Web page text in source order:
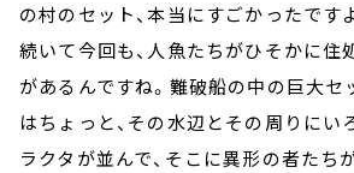
の村のセット、本当にすごかったです
続いて今回も、人魚たちがひそかに住
があるんですね。難破船の中の巨大セ
はちょっと、その水辺とその周りにい
ラクタが並んで、そこに異形の者たち